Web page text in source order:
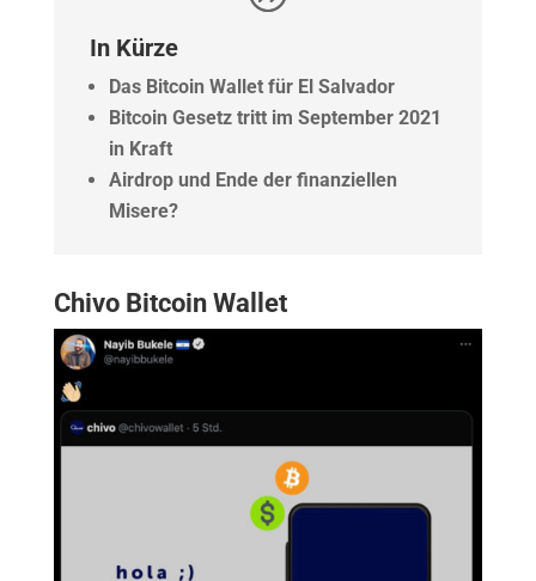
In Kürze
Das Bitcoin Wallet für El Salvador
Bitcoin Gesetz tritt im September 2021
in Kraft
Airdrop und Ende der finanziellen
Misere?
Chivo Bitcoin Wallet